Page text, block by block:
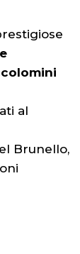
al
Brunello,